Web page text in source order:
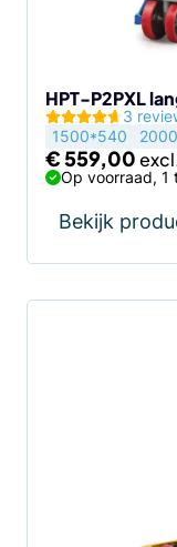
HPT-P2PXL
3
1500*540
€559,00
Op voorraad, 1
Bekijk